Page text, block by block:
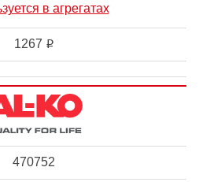
в агрегатах
1267 i
470752